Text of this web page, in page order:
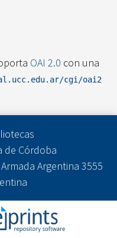
OAI 2.0 con una
cgi/oai2
de Córdoba
Argentina 3555